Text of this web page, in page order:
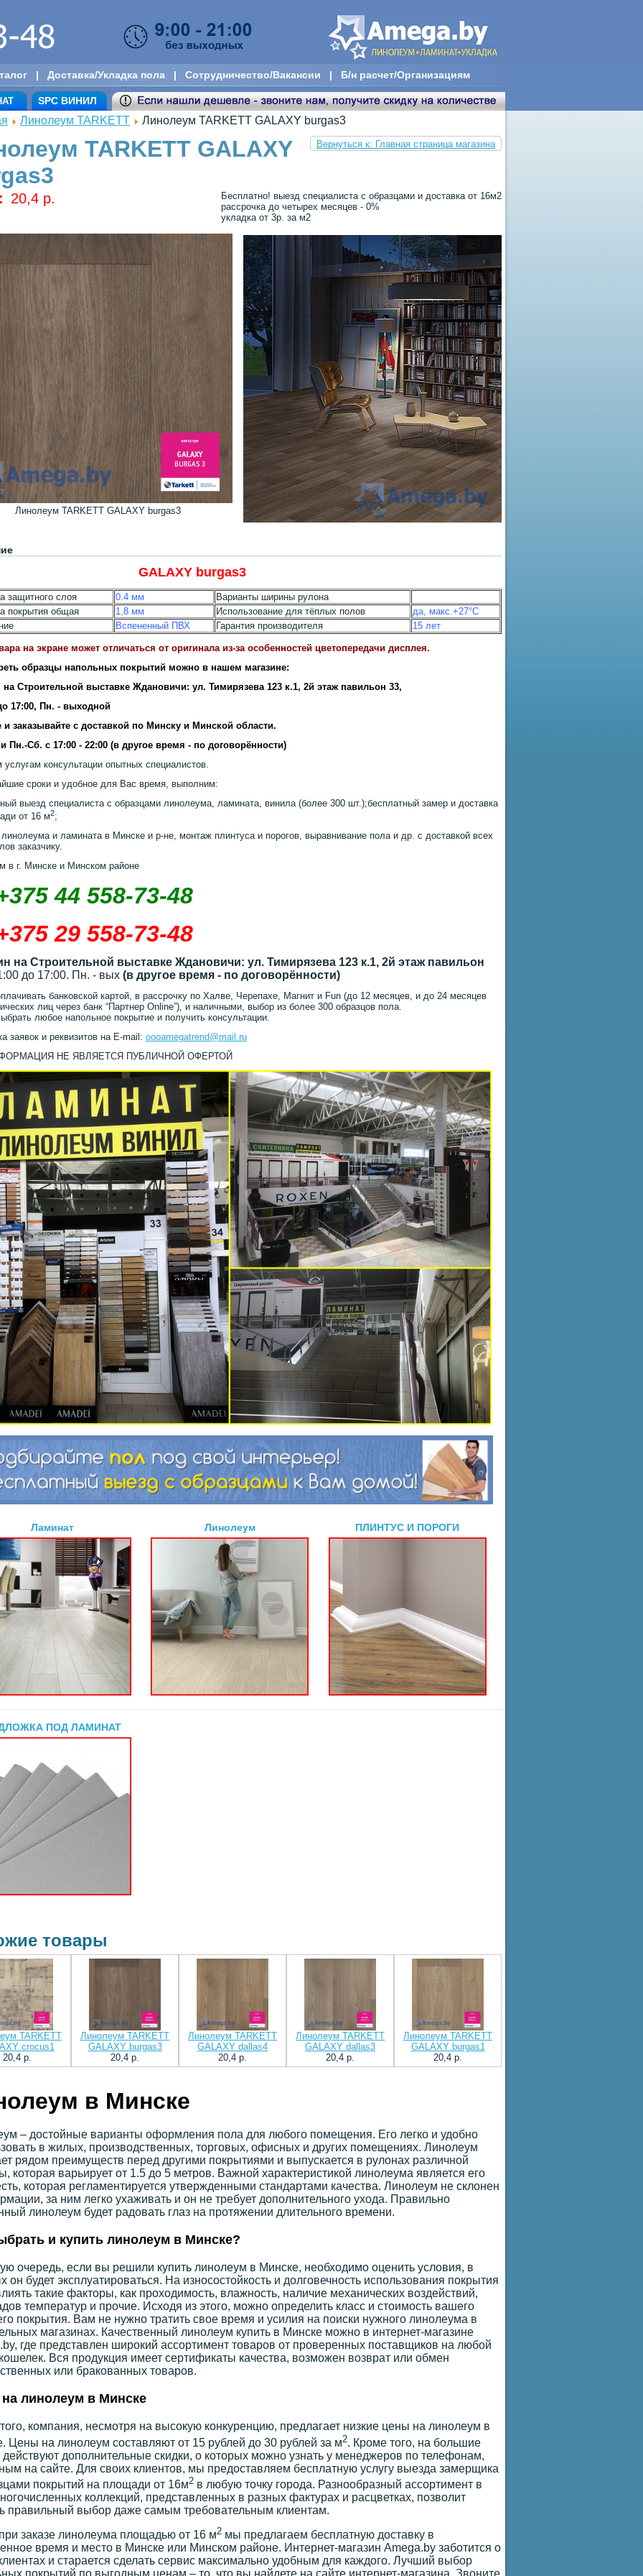
| Доставка/Укладка пола | Сотрудничество/Вакансии | Б/н расчет/Организациям
SPC ВИНИЛ
Линолеум TARKETT Линолеум TARKETT GALAXY burgas3
Вернуться к: Главная страница магазина
TARKETT GALAXY
Бесплатно! выезд специалиста с образцами и доставка от 16м2
рассрочка до четырех месяцев - 0%
укладка от 3р. за м2
20,4 p.
Линолеум TARKETT GALAXY burgas3
GALAXY burgas3
защитного слоя 0.4 мм
Варианты ширины рулона
покрытия общая
1,8 мм Использование для тёплых полов
да, макс.+27°С
Вспененный ПВХ Гарантия производителя 15 лет
на экране может отличаться от оригинала из-за особенностей цветопередачи дисплея.
образцы напольных покрытий можно в нашем магазине:
на Строительной выставке Ждановичи: ул. Тимирязева 123 к.1, 2й этаж павильон 33,
17:00, Пн. - выходной
и заказывайте с доставкой по Минску и Минской области.
Пн.-Сб. с 17:00 - 22:00 (в другое время - по договорённости)
консультации опытных специалистов.
сроки и удобное для Вас время, выполним:
выезд специалиста с образцами линолеума, ламината, винила (более 300 шт.);бесплатный замер и доставка
от 16 м2;
и ламината в Минске и р-не, монтаж плинтуса и порогов, выравнивание пола и др. с доставкой всех
заказчику.
в г. Минске и Минском районе
44 558-73-48
29 558-73-48
на Строительной выставке Ждановичи: ул. Тимирязева 123 к.1, 2й этаж павильон
до 17:00. Пн. - вых (в другое время - по договорённости)
банковской картой, в рассрочку по Халве, Черепахе, Магнит и Fun (до 12 месяцев, и до 24 месяцев
лиц через банк “Партнер Online”), и наличными, выбор из более 300 образцов пола.
любое напольное покрытие и получить консультации.
заявок и реквизитов на E-mail: oooamegatrend@mail.ru
НЕ ЯВЛЯЕТСЯ ПУБЛИЧНОЙ ОФЕРТОЙ
Ламинат Линолеум ПЛИНТУС И ПОРОГИ
ПОД ЛАМИНАТ
товары
TARKETT
crocus1
20,4 p.
Линолеум TARKETT
GALAXY burgas3
20,4 p.
Линолеум TARKETT
GALAXY dallas4
20,4 p.
Линолеум TARKETT
GALAXY dallas3
20,4 p.
Линолеум TARKETT
GALAXY burgas1
20,4 p.
в Минске
– достойные варианты оформления пола для любого помещения. Его легко и удобно
в жилых, производственных, торговых, офисных и других помещениях. Линолеум
рядом преимуществ перед другими покрытиями и выпускается в рулонах различной
которая варьирует от 1.5 до 5 метров. Важной характеристикой линолеума является его
которая регламентируется утвержденными стандартами качества. Линолеум не склонен
за ним легко ухаживать и он не требует дополнительного ухода. Правильно
линолеум будет радовать глаз на протяжении длительного времени.
и купить линолеум в Минске?
очередь, если вы решили купить линолеум в Минске, необходимо оценить условия, в
он будет эксплуатироваться. На износостойкость и долговечность использования покрытия
такие факторы, как проходимость, влажность, наличие механических воздействий,
температур и прочие. Исходя из этого, можно определить класс и стоимость вашего
покрытия. Вам не нужно тратить свое время и усилия на поиски нужного линолеума в
магазинах. Качественный линолеум купить в Минске можно в интернет-магазине
где представлен широкий ассортимент товаров от проверенных поставщиков на любой
Вся продукция имеет сертификаты качества, возможен возврат или обмен
или бракованных товаров.
линолеум в Минске
компания, несмотря на высокую конкуренцию, предлагает низкие цены на линолеум в
Цены на линолеум составляют от 15 рублей до 30 рублей за м2. Кроме того, на большие
действуют дополнительные скидки, о которых можно узнать у менеджеров по телефонам,
на сайте. Для своих клиентов, мы предоставляем бесплатную услугу выезда замерщика
покрытий на площади от 16м2 в любую точку города. Разнообразный ассортимент в
коллекций, представленных в разных фактурах и расцветках, позволит
правильный выбор даже самым требовательным клиентам.
заказе линолеума площадью от 16 м2 мы предлагаем бесплатную доставку в
время и место в Минске или Минском районе. Интернет-магазин Amega.by заботится о
и старается сделать сервис максимально удобным для каждого. Лучший выбор